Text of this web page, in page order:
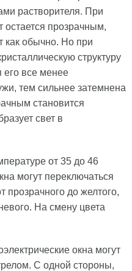
растворителя. При
остается прозрачным,
как обычно. Но при
структуру
его все менее
тем сильнее затемнена
становится
свет в
от 35 до 46
могут переключаться
до желтого,
На смену цвета
окна могут
С одной стороны,